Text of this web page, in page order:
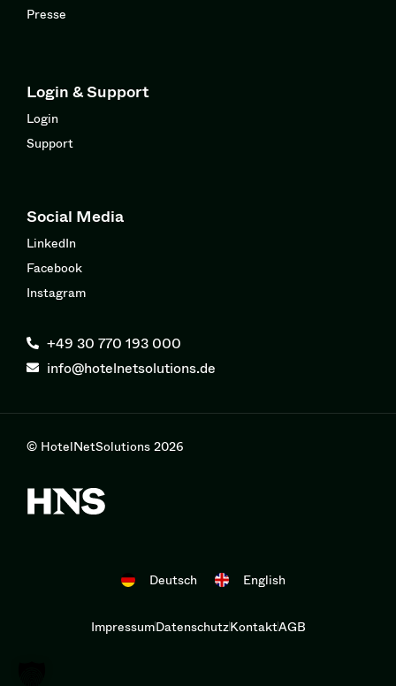
Presse
Login & Support
Login
Support
Social Media
LinkedIn
Facebook
Instagram
+49 30 770 193 000
info@hotelnetsolutions.de
Deutsch English
ImpressumDatenschutzKontaktAGB
© HotelNetSolutions 2026